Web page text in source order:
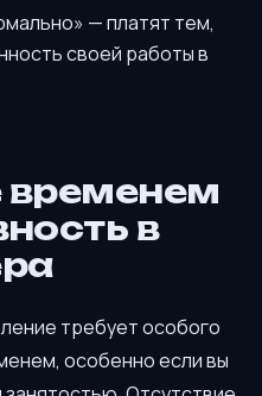
— платят тем,
своей работы в
временем
в
требует особого
особенно если вы